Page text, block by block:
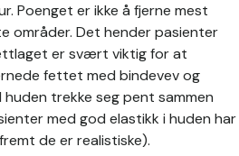
Poenget er ikke å fjerne mest
områder. Det hender pasienter
er svært viktig for at
fettet med bindevev og
trekke seg pent sammen
med god elastikk i huden har
de er realistiske).